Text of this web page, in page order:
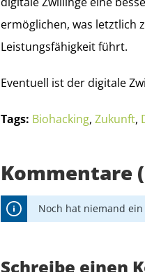
ermöglichen, was letztlich
Leistungsfähigkeit führt.
Eventuell ist der digitale
Tags: Biohacking, Zukunft,
Kommentare
Noch hat niemand
Schreibe einen